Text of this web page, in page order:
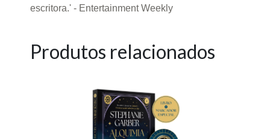
escritora.' - Entertainment Weekly
Produtos relacionados